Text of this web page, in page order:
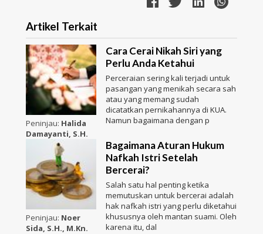
Artikel Terkait
Peninjau: Halida
Damayanti, S.H.
Cara Cerai Nikah Siri yang
Perlu Anda Ketahui
Perceraian sering kali terjadi untuk
pasangan yang menikah secara sah
atau yang memang sudah
dicatatkan pernikahannya di KUA.
Namun bagaimana dengan p
Peninjau: Noer
Sida, S.H., M.Kn.
Bagaimana Aturan Hukum
Nafkah Istri Setelah
Bercerai?
Salah satu hal penting ketika
memutuskan untuk bercerai adalah
hak nafkah istri yang perlu diketahui
khususnya oleh mantan suami. Oleh
karena itu, dal